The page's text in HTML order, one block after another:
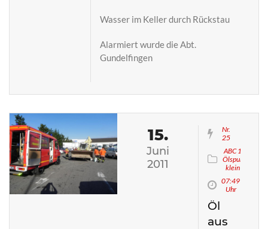
Wasser im Keller durch Rückstau
Alarmiert wurde die Abt.
Gundelfingen
15.
Juni
2011
Nr.
25
ABC 1
Ölspur
klein
07:49
Uhr
Öl
aus